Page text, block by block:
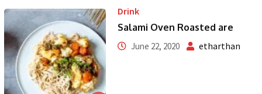
Drink
Salami Oven Roasted are
June 22, 2020 etharthan